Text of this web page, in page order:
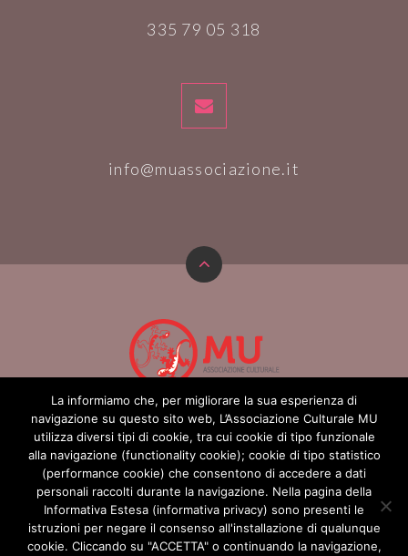
335 79 05 318
info@muassociazione.it
HOMEPAGE ARTICOLI CALENDARIO
CONTATTI PRIVACY POLICY AREA RISERVATA
AREA OPERATORI
La informiamo che, per migliorare la sua esperienza di
navigazione su questo sito web, L’Associazione Culturale MU
utilizza diversi tipi di cookie, tra cui cookie di tipo funzionale
alla navigazione (functionality cookie); cookie di tipo statistico
(performance cookie) che consentono di accedere a dati
personali raccolti durante la navigazione. Nella pagina della
Informativa Estesa (informativa privacy) sono presenti le
istruzioni per negare il consenso all'installazione di qualunque
cookie. Cliccando su "ACCETTA" o continuando la navigazione,